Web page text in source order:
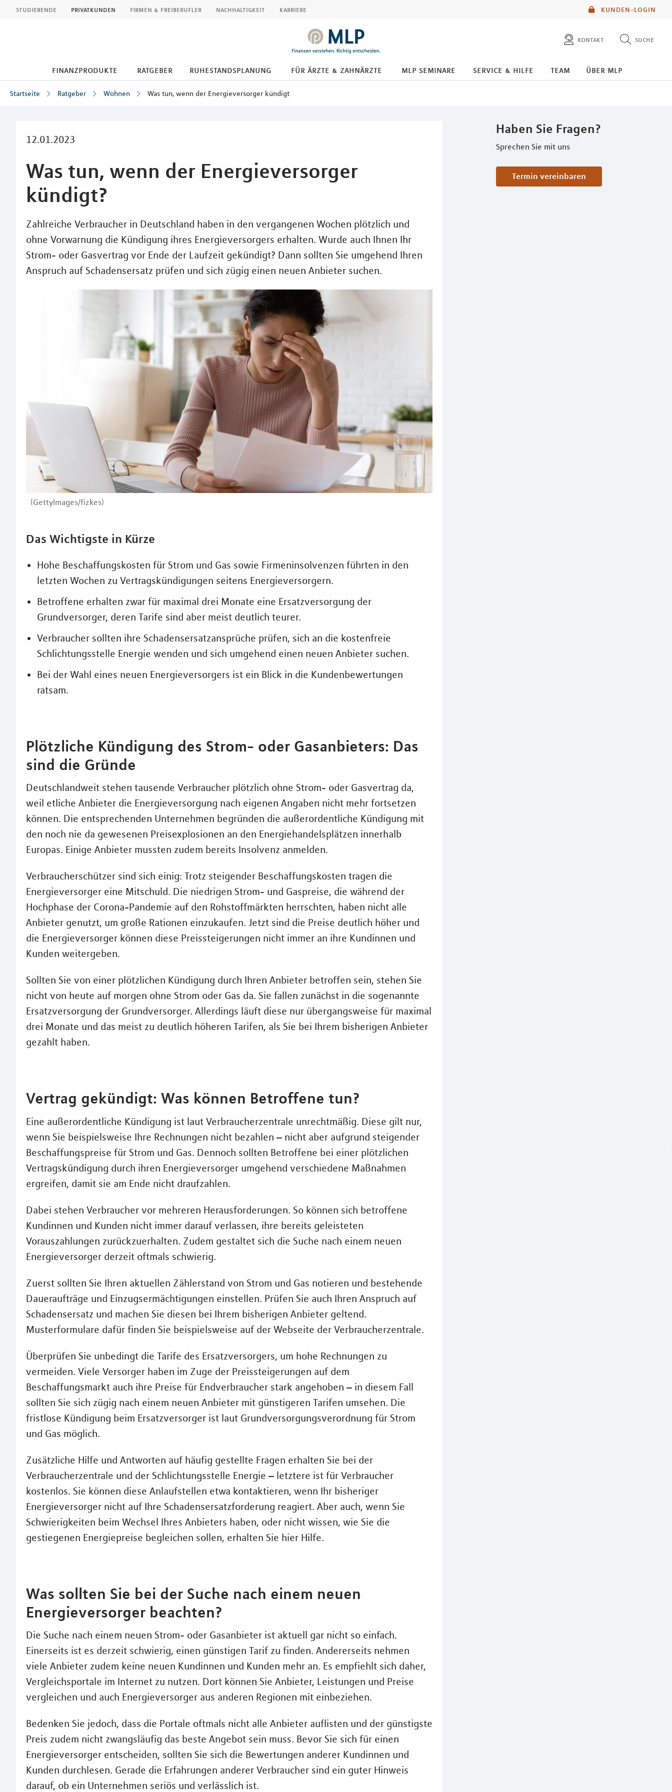
KUNDEN-LOGIN
studierende privatkunden firmen & freiberufler nachhaltigkeit karriere
kontakt suche
diese website durchsuchen
finanzprodukte ratgeber ruhestandsplanung für ärzte & zahnärzte mlp seminare service & hilfe team über mlp
Startseite Ratgeber Wohnen Was tun, wenn der Energieversorger kündigt
12.01.2023
Was tun, wenn der Energieversorger
kündigt?
Zahlreiche Verbraucher in Deutschland haben in den vergangenen Wochen plötzlich und
ohne Vorwarnung die Kündigung ihres Energieversorgers erhalten. Wurde auch Ihnen Ihr
Strom- oder Gasvertrag vor Ende der Laufzeit gekündigt? Dann sollten Sie umgehend Ihren
Anspruch auf Schadensersatz prüfen und sich zügig einen neuen Anbieter suchen.
(GettyImages/fizkes)
Haben Sie Fragen?
Sprechen Sie mit uns
Termin vereinbaren
Das Wichtigste in Kürze
Hohe Beschaffungskosten für Strom und Gas sowie Firmeninsolvenzen führten in den
letzten Wochen zu Vertragskündigungen seitens Energieversorgern.
Betroffene erhalten zwar für maximal drei Monate eine Ersatzversorgung der
Grundversorger, deren Tarife sind aber meist deutlich teurer.
Verbraucher sollten ihre Schadensersatzansprüche prüfen, sich an die kostenfreie
Schlichtungsstelle Energie wenden und sich umgehend einen neuen Anbieter suchen.
Bei der Wahl eines neuen Energieversorgers ist ein Blick in die Kundenbewertungen
ratsam.
Plötzliche Kündigung des Strom- oder Gasanbieters: Das
sind die Gründe
Deutschlandweit stehen tausende Verbraucher plötzlich ohne Strom- oder Gasvertrag da,
weil etliche Anbieter die Energieversorgung nach eigenen Angaben nicht mehr fortsetzen
können. Die entsprechenden Unternehmen begründen die außerordentliche Kündigung mit
den noch nie da gewesenen Preisexplosionen an den Energiehandelsplätzen innerhalb
Europas. Einige Anbieter mussten zudem bereits Insolvenz anmelden.
Verbraucherschützer sind sich einig: Trotz steigender Beschaffungskosten tragen die
Energieversorger eine Mitschuld. Die niedrigen Strom- und Gaspreise, die während der
Hochphase der Corona-Pandemie auf den Rohstoffmärkten herrschten, haben nicht alle
Anbieter genutzt, um große Rationen einzukaufen. Jetzt sind die Preise deutlich höher und
die Energieversorger können diese Preissteigerungen nicht immer an ihre Kundinnen und
Kunden weitergeben.
Sollten Sie von einer plötzlichen Kündigung durch Ihren Anbieter betroffen sein, stehen Sie
nicht von heute auf morgen ohne Strom oder Gas da. Sie fallen zunächst in die sogenannte
Ersatzversorgung der Grundversorger. Allerdings läuft diese nur übergangsweise für maximal
drei Monate und das meist zu deutlich höheren Tarifen, als Sie bei Ihrem bisherigen Anbieter
gezahlt haben.
Vertrag gekündigt: Was können Betroffene tun?
Eine außerordentliche Kündigung ist laut Verbraucherzentrale unrechtmäßig. Diese gilt nur,
wenn Sie beispielsweise Ihre Rechnungen nicht bezahlen – nicht aber aufgrund steigender
Beschaffungspreise für Strom und Gas. Dennoch sollten Betroffene bei einer plötzlichen
Vertragskündigung durch ihren Energieversorger umgehend verschiedene Maßnahmen
ergreifen, damit sie am Ende nicht draufzahlen.
Dabei stehen Verbraucher vor mehreren Herausforderungen. So können sich betroffene
Kundinnen und Kunden nicht immer darauf verlassen, ihre bereits geleisteten
Vorauszahlungen zurückzuerhalten. Zudem gestaltet sich die Suche nach einem neuen
Energieversorger derzeit oftmals schwierig.
Zuerst sollten Sie Ihren aktuellen Zählerstand von Strom und Gas notieren und bestehende
Daueraufträge und Einzugsermächtigungen einstellen. Prüfen Sie auch Ihren Anspruch auf
Schadensersatz und machen Sie diesen bei Ihrem bisherigen Anbieter geltend.
Musterformulare dafür finden Sie beispielsweise auf der Webseite der Verbraucherzentrale.
Überprüfen Sie unbedingt die Tarife des Ersatzversorgers, um hohe Rechnungen zu
vermeiden. Viele Versorger haben im Zuge der Preissteigerungen auf dem
Beschaffungsmarkt auch ihre Preise für Endverbraucher stark angehoben – in diesem Fall
sollten Sie sich zügig nach einem neuen Anbieter mit günstigeren Tarifen umsehen. Die
fristlose Kündigung beim Ersatzversorger ist laut Grundversorgungsverordnung für Strom
und Gas möglich.
Zusätzliche Hilfe und Antworten auf häufig gestellte Fragen erhalten Sie bei der
Verbraucherzentrale und der Schlichtungsstelle Energie – letztere ist für Verbraucher
kostenlos. Sie können diese Anlaufstellen etwa kontaktieren, wenn Ihr bisheriger
Energieversorger nicht auf Ihre Schadensersatzforderung reagiert. Aber auch, wenn Sie
Schwierigkeiten beim Wechsel Ihres Anbieters haben, oder nicht wissen, wie Sie die
gestiegenen Energiepreise begleichen sollen, erhalten Sie hier Hilfe.
Was sollten Sie bei der Suche nach einem neuen
Energieversorger beachten?
Die Suche nach einem neuen Strom- oder Gasanbieter ist aktuell gar nicht so einfach.
Einerseits ist es derzeit schwierig, einen günstigen Tarif zu finden. Andererseits nehmen
viele Anbieter zudem keine neuen Kundinnen und Kunden mehr an. Es empfiehlt sich daher,
Vergleichsportale im Internet zu nutzen. Dort können Sie Anbieter, Leistungen und Preise
vergleichen und auch Energieversorger aus anderen Regionen mit einbeziehen.
Bedenken Sie jedoch, dass die Portale oftmals nicht alle Anbieter auflisten und der günstigste
Preis zudem nicht zwangsläufig das beste Angebot sein muss. Bevor Sie sich für einen
Energieversorger entscheiden, sollten Sie sich die Bewertungen anderer Kundinnen und
Kunden durchlesen. Gerade die Erfahrungen anderer Verbraucher sind ein guter Hinweis
darauf, ob ein Unternehmen seriös und verlässlich ist.